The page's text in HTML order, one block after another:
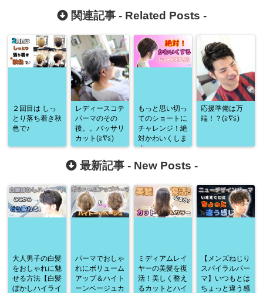
関連記事 - Related Posts -
２回目は しっ
とり落ち着き秋
色で♪
レディースコテ
パーマのその
後。。バッサリ
カット(≧∇≦)
もっと思い切っ
てのショートに
チャレンジ！絶
対かわいくしま
す♪
応援準備は万
端！？(≧∇≦)
最新記事 - New Posts -
大人男子の白髪
をおしゃれに魅
せる方法【白髪
ぼかしハイライ
パーマでおしゃ
れにボリューム
アップ＆ハイト
ーンベージュカ
ミディアムレイ
ヤーの美髪を復
活！美しく整え
るカットとハイ
【メンズねじり
スパイラルパー
マ】いつもとは
ちょっと違う感